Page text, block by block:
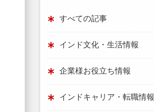
すべての記事
インド文化・生活情報
企業様お役立ち情報
インドキャリア・転職情報